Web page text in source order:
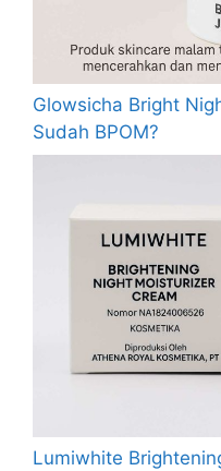
Glowsicha Bright
Sudah BPOM?
Lumiwhite